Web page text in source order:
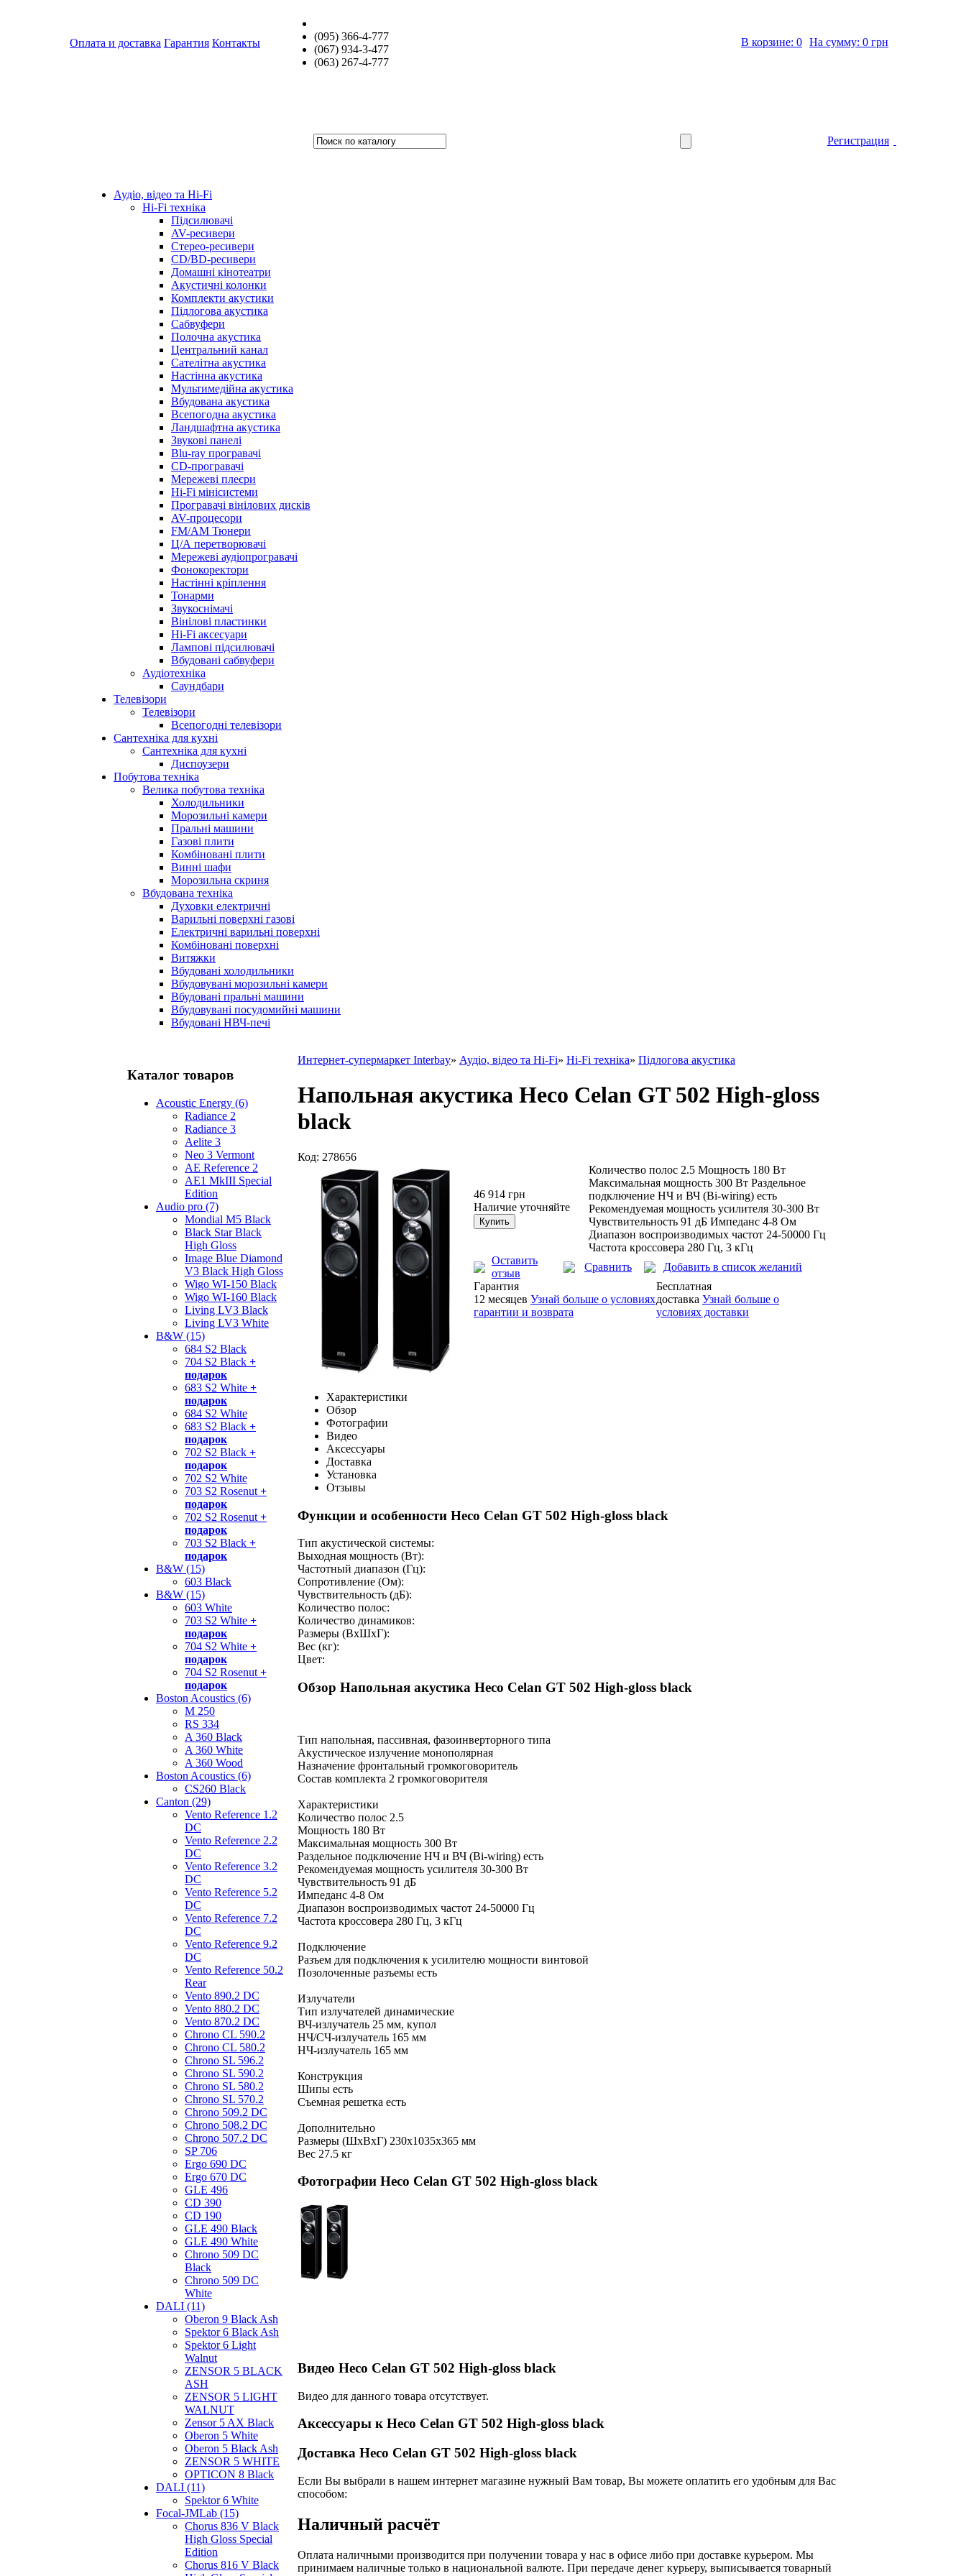
Оплата и доставка Гарантия Контакты
(095) 366-4-777
(067) 934-3-477
(063) 267-4-777
В корзине: 0 На сумму: 0 грн
Регистрация
Аудіо, відео та Hi-Fi
Hi-Fi техніка
Підсилювачі
AV-ресивери
Стерео-ресивери
CD/BD-ресивери
Домашні кінотеатри
Акустичні колонки
Комплекти акустики
Підлогова акустика
Сабвуфери
Полочна акустика
Центральний канал
Сателітна акустика
Настінна акустика
Мультимедійна акустика
Вбудована акустика
Всепогодна акустика
Ландшафтна акустика
Звукові панелі
Blu-ray програвачі
CD-програвачі
Мережеві плеєри
Hi-Fi мінісистеми
Програвачі вінілових дисків
AV-процесори
FM/AM Тюнери
Ц/А перетворювачі
Мережеві аудіопрогравачі
Фонокоректори
Настінні кріплення
Тонарми
Звукоснімачі
Вінілові пластинки
Hi-Fi аксесуари
Лампові підсилювачі
Вбудовані сабвуфери
Аудіотехніка
Саундбари
Телевізори
Телевізори
Всепогодні телевізори
Сантехніка для кухні
Сантехніка для кухні
Диспоузери
Побутова техніка
Велика побутова техніка
Холодильники
Морозильні камери
Пральні машини
Газові плити
Комбіновані плити
Винні шафи
Морозильна скриня
Вбудована техніка
Духовки електричні
Варильні поверхні газові
Електричні варильні поверхні
Комбіновані поверхні
Витяжки
Вбудовані холодильники
Вбудовувані морозильні камери
Вбудовані пральні машини
Вбудовувані посудомийні машини
Вбудовані НВЧ-печі
Каталог товаров
Acoustic Energy (6)
Radiance 2
Radiance 3
Aelite 3
Neo 3 Vermont
AE Reference 2
AE1 MkIII Special
Edition
Audio pro (7)
Mondial M5 Black
Black Star Black
High Gloss
Image Blue Diamond
V3 Black High Gloss
Wigo WI-150 Black
Wigo WI-160 Black
Living LV3 Black
Living LV3 White
B&W (15)
684 S2 Black
704 S2 Black +
подарок
683 S2 White +
подарок
684 S2 White
683 S2 Black +
подарок
702 S2 Black +
подарок
702 S2 White
703 S2 Rosenut +
подарок
702 S2 Rosenut +
подарок
703 S2 Black +
подарок
B&W (15)
603 Black
B&W (15)
603 White
703 S2 White +
подарок
704 S2 White +
подарок
704 S2 Rosenut +
подарок
Boston Acoustics (6)
M 250
RS 334
A 360 Black
A 360 White
A 360 Wood
Boston Acoustics (6)
CS260 Black
Canton (29)
Vento Reference 1.2
DC
Vento Reference 2.2
DC
Vento Reference 3.2
DC
Vento Reference 5.2
DC
Vento Reference 7.2
DC
Vento Reference 9.2
DC
Vento Reference 50.2
Rear
Vento 890.2 DС
Vento 880.2 DС
Vento 870.2 DС
Chrono CL 590.2
Chrono CL 580.2
Chrono SL 596.2
Chrono SL 590.2
Chrono SL 580.2
Chrono SL 570.2
Chrono 509.2 DC
Chrono 508.2 DC
Chrono 507.2 DC
SP 706
Ergo 690 DC
Ergo 670 DC
GLE 496
CD 390
CD 190
GLE 490 Black
GLE 490 White
Chrono 509 DC
Black
Chrono 509 DC
White
DALI (11)
Oberon 9 Black Ash
Spektor 6 Black Ash
Spektor 6 Light
Walnut
ZENSOR 5 BLACK
ASH
ZENSOR 5 LIGHT
WALNUT
Zensor 5 AX Black
Oberon 5 White
Oberon 5 Black Ash
ZENSOR 5 WHITE
OPTICON 8 Black
DALI (11)
Spektor 6 White
Focal-JMLab (15)
Chorus 836 V Black
High Gloss Special
Edition
Chorus 816 V Black
Интернет-супермаркет Interbay» Аудіо, відео та Hi-Fi» Hi-Fi техніка» Підлогова акустика
Напольная акустика Heco Celan GT 502 High-gloss
black
Код: 278656
46 914 грн
Наличие уточняйте
Количество полос 2.5 Мощность 180 Вт
Максимальная мощность 300 Вт Раздельное
подключение НЧ и ВЧ (Bi-wiring) есть
Рекомендуемая мощность усилителя 30-300 Вт
Чувствительность 91 дБ Импеданс 4-8 Ом
Диапазон воспроизводимых частот 24-50000 Гц
Частота кроссовера 280 Гц, 3 кГц
Оставить
отзыв
Сравнить
Добавить в список желаний
Гарантия
12 месяцев Узнай больше о условиях
гарантии и возврата
Бесплатная
доставка Узнай больше о
условиях доставки
Характеристики
Обзор
Фотографии
Видео
Аксессуары
Доставка
Установка
Отзывы
Функции и особенности Heco Celan GT 502 High-gloss black
Тип акустической системы:
Выходная мощность (Вт):
Частотный диапазон (Гц):
Сопротивление (Ом):
Чувствительность (дБ):
Количество полос:
Количество динамиков:
Размеры (ВхШхГ):
Вес (кг):
Цвет:
Обзор Напольная акустика Heco Celan GT 502 High-gloss black
Тип напольная, пассивная, фазоинверторного типа
Акустическое излучение монополярная
Назначение фронтальный громкоговоритель
Состав комплекта 2 громкоговорителя
Характеристики
Количество полос 2.5
Мощность 180 Вт
Максимальная мощность 300 Вт
Раздельное подключение НЧ и ВЧ (Bi-wiring) есть
Рекомендуемая мощность усилителя 30-300 Вт
Чувствительность 91 дБ
Импеданс 4-8 Ом
Диапазон воспроизводимых частот 24-50000 Гц
Частота кроссовера 280 Гц, 3 кГц
Подключение
Разъем для подключения к усилителю мощности винтовой
Позолоченные разъемы есть
Излучатели
Тип излучателей динамические
ВЧ-излучатель 25 мм, купол
НЧ/СЧ-излучатель 165 мм
НЧ-излучатель 165 мм
Конструкция
Шипы есть
Съемная решетка есть
Дополнительно
Размеры (ШхВхГ) 230x1035x365 мм
Вес 27.5 кг
Фотографии Heco Celan GT 502 High-gloss black
Видео Heco Celan GT 502 High-gloss black
Видео для данного товара отсутствует.
Аксессуары к Heco Celan GT 502 High-gloss black
Доставка Heco Celan GT 502 High-gloss black
Если Вы выбрали в нашем интернет магазине нужный Вам товар, Вы можете оплатить его удобным для Вас
способом:
Наличный расчёт
Оплата наличными производится при получении товара у нас в офисе либо при доставке курьером. Мы
принимаем наличные только в национальной валюте. При передаче денег курьеру, выписывается товарный